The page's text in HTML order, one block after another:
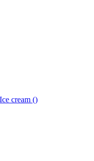
cream ()